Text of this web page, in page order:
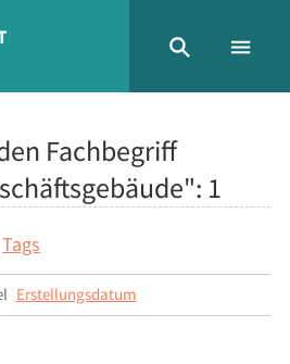
Fachbegriff
1
Tags
Erstellungsdatum